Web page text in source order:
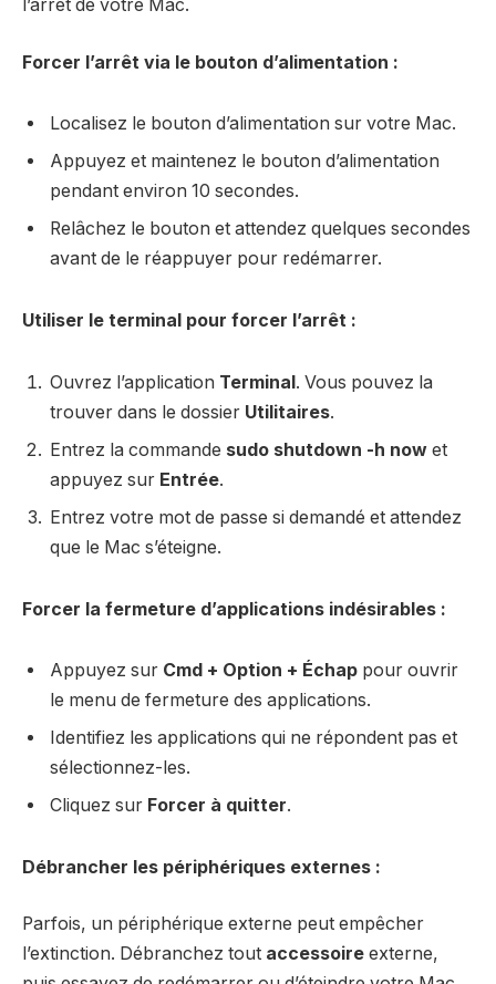
l’arrêt de votre Mac.
Forcer l’arrêt via le bouton d’alimentation :
Localisez le bouton d’alimentation sur votre Mac.
Appuyez et maintenez le bouton d’alimentation
pendant environ 10 secondes.
Relâchez le bouton et attendez quelques secondes
avant de le réappuyer pour redémarrer.
Utiliser le terminal pour forcer l’arrêt :
Ouvrez l’application Terminal. Vous pouvez la
trouver dans le dossier Utilitaires.
Entrez la commande sudo shutdown -h now et
appuyez sur Entrée.
Entrez votre mot de passe si demandé et attendez
que le Mac s’éteigne.
Forcer la fermeture d’applications indésirables :
Appuyez sur Cmd + Option + Échap pour ouvrir
le menu de fermeture des applications.
Identifiez les applications qui ne répondent pas et
sélectionnez-les.
Cliquez sur Forcer à quitter.
Débrancher les périphériques externes :
Parfois, un périphérique externe peut empêcher
l’extinction. Débranchez tout accessoire externe,